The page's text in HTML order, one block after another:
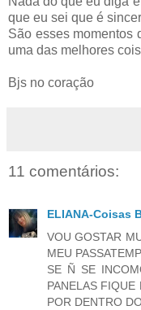
que eu sei que é
São esses momentos
uma das melhores
Bjs no coração
11 comentários:
ELIANA-Coisas
VOU GOSTAR
MEU
SE Ñ SE
PANELAS FIQUE
POR DENTRO